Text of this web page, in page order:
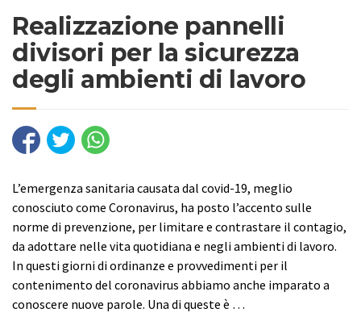
Realizzazione pannelli
divisori per la sicurezza
degli ambienti di lavoro
L’emergenza sanitaria causata dal covid-19, meglio
conosciuto come Coronavirus, ha posto l’accento sulle
norme di prevenzione, per limitare e contrastare il contagio,
da adottare nelle vita quotidiana e negli ambienti di lavoro.
In questi giorni di ordinanze e provvedimenti per il
contenimento del coronavirus abbiamo anche imparato a
conoscere nuove parole. Una di queste è …